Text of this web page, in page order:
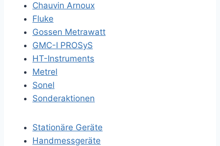
Chauvin Arnoux
Fluke
Gossen Metrawatt
GMC-I PROSyS
HT-Instruments
Metrel
Sonel
Sonderaktionen
Stationäre Geräte
Handmessgeräte